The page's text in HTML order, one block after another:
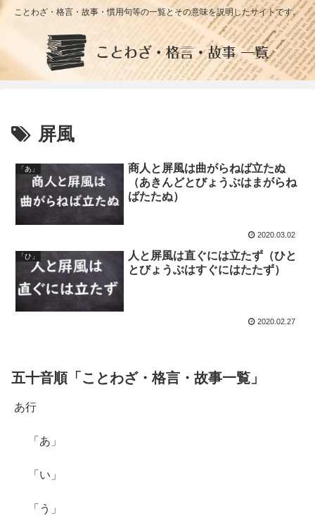
ことわざ・格言・故事・慣用句等の一覧とその意味を説明したサイトです。
屏風
「あ」
商人と屏風は曲がらねば立たぬ
（あきんどとびょうぶはまがらね
ばたたぬ）
2020.03.02
「ひ」
人と屏風は直ぐには立たず（ひと
とびょうぶはすぐにはたたず）
2020.02.27
五十音順「ことわざ・格言・故事一覧」
あ行
「あ」
「い」
「う」